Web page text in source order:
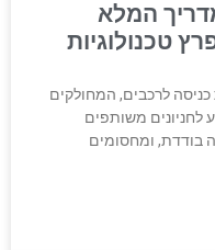
המלא
טכנולוגיות
לרכבים, המחולקים
לחניונים משותפים
בודדת, ומחסומים